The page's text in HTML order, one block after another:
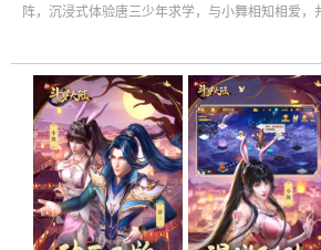
阵，沉浸式体验唐三少年求学，与小舞相知相爱